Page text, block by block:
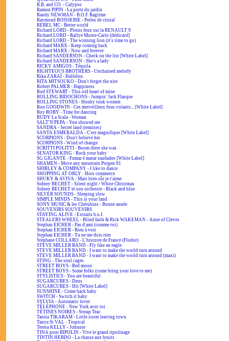
R.B. and CO. - Calypso
Ramon PIPIN - La porte du jardin
Randy NEWMAN - B.O.F. Ragtime
Raymond BOISSERIE - Perles de cristal
REBEL MC - Better world
Richard LORD - Pleins feux sur la RENAULT 9
Richard LORD - Rallye Monte-Carlo [dédicacé]
Richard LORD - The winning lion (it's time to go)
Richard MARX - Keep coming back
Richard MARX - Now and forever
Richard SANDERSON - Check on the list [White Label]
Richard SANDERSON - She's a lady
RICKY AMIGOS - Téquila
RIGHTEOUS BROTHERS - Unchained melody
Rika ZARAÏ - Hallelou
RITA MITSOUKO - Don't forget the nite
Robert PALMER - Happiness
Rod STEWART - This old heart of mine
ROLLING BIDOCHONS - Jumpin' Jack Flasque
ROLLING STONES - Honky tonk women
Ron GOODWIN - Ces merveilleux fous volants... [White Label]
Roy ROBY - Time for dancing
RUDY La Scala - Woman
SALT'N'PEPA - You showed me
SANDRA - Secret land (remixes)
SANTA ESMERALDA - C'est magnifique [White Label]
SCORPIONS - Don't believe her
SCORPIONS - Wind of change
SCRITTI POLITTI - Boom there she was
SENATOR KING - Rock your baby
SG GIGANTE - Fumar é matar saudades [White Label]
SHAMEN - Move any mountain Progen 91
SHIRLEY & COMPANY - I like to dance
SHOPPING AT ORLY - Hors commerce
SHUKY & AVIVA - Mais bien sûr je t'aime
Sidney BECHET - Silent night / White Christmas
Sidney BECHET et son orchestre - Black and blue
SILVER SOUNDS - Sleeping slow
SIMPLE MINDS - This is your land
SONY MUSIC & les Chérubins - Bonne année
SOUVENIRS SOUVENIRS
STAYING ALIVE - Extraits b.o.f.
STEALERS WHEEL - Blind faith & Rick WAKEMAN - Anne of Cleves
Stephan EICHER - Pas d'ami (comme toi)
Stephan EICHER - Rien à voir
Stephan EICHER - Tu ne me dois rien
Stéphane COLLARO - L'histoire de France (Flodor)
STEVE MILLER BAND - Fly like an eagle
STEVE MILLER BAND - I want to make the world turn around
STEVE MILLER BAND - I want to make the world turn around (maxi)
STING - The soul cages
STREET BOYS - Red moon
STREET BOYS - Some folks (come bring your love to me)
STYLISTICS - You are beautiful
SUGARCUBES - Deus
SUGARCUBES - Hit [White Label]
SUNSHINE - Come back baby
SWITCH - Switch it baby
SYLVIA - Automatic lover
TÉLÉPHONE - New York avec toi
TÉTINES NOIRES - Streap Teac
Tanita TIKARAM - Little sister leaving town
Tanya St VAL - Tropical
Teresa KELLY - Johnnie
TINA pour RIPOLIN - Vive le grand ripolinage
TINTIN HEBDO - La chasse aux bruits